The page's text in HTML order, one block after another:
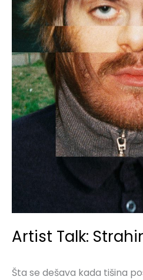
Artist Talk:
Šta se dešava kada tišina